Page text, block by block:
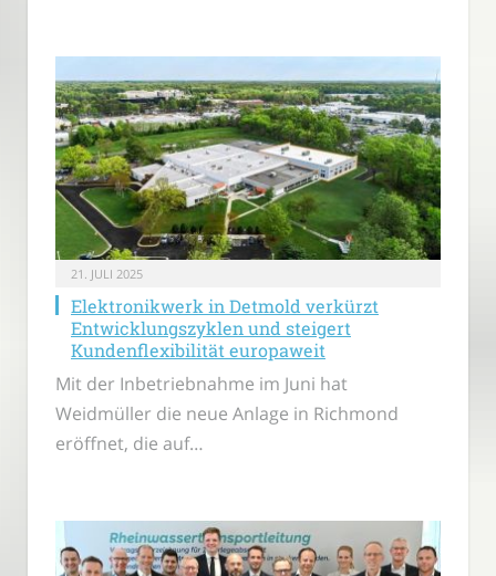
21. JULI 2025
Elektronikwerk in Detmold verkürzt
Entwicklungszyklen und steigert
Kundenflexibilität europaweit
Mit der Inbetriebnahme im Juni hat
Weidmüller die neue Anlage in Richmond
eröffnet, die auf…